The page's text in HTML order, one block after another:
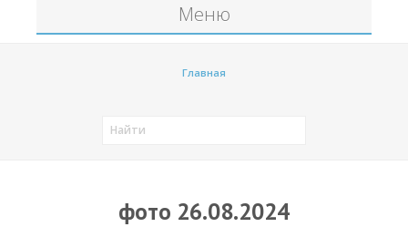
Меню
Главная
фото 26.08.2024